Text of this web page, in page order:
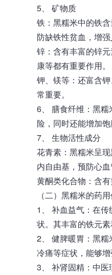
5、 矿物质
铁：黑糯米中的铁
防缺铁性贫血，增强
锌：含有丰富的锌
康等都有重要作用。
钾、镁等：还富含
常重要。
6、 膳食纤维：黑
险，同时还能增加饱
7、 生物活性成分
花青素：黑糯米呈
内自由基，预防心
黄酮类化合物：含
（二）黑糯米的药
1、 补血益气：在
状。其丰富的铁元
2、 健脾暖胃：黑
冷痛等症状，能够增
3、 补肾固精：中